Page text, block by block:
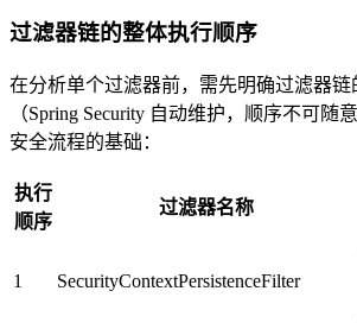
过滤器链的整体执行顺序
在分析单个过滤器前，需先明确过滤器链
（Spring Security 自动维护，顺序不可随
安全流程的基础：
执行
顺序
过滤器名称
1 SecurityContextPersistenceFilter